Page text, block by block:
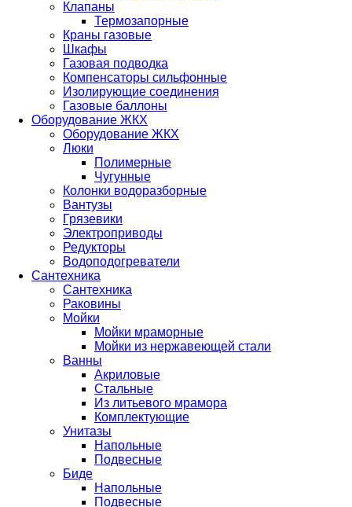
Клапаны
Термозапорные
Краны газовые
Шкафы
Газовая подводка
Компенсаторы сильфонные
Изолирующие соединения
Газовые баллоны
Оборудование ЖКХ
Оборудование ЖКХ
Люки
Полимерные
Чугунные
Колонки водоразборные
Вантузы
Грязевики
Электроприводы
Редукторы
Водоподогреватели
Сантехника
Сантехника
Раковины
Мойки
Мойки мраморные
Мойки из нержавеющей стали
Ванны
Акриловые
Стальные
Из литьевого мрамора
Комплектующие
Унитазы
Напольные
Подвесные
Биде
Напольные
Подвесные